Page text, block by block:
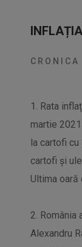
CRONICA
1. Rata
martie
la cartofi
cartofi și
Ultima oară
2. România
Alexandru